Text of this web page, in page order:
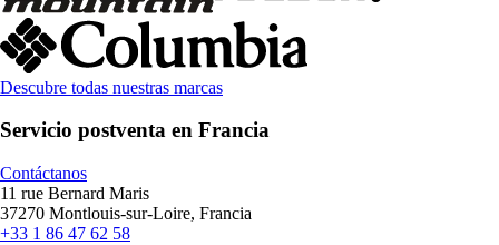
Descubre todas nuestras marcas
Servicio postventa en Francia
Contáctanos
11 rue Bernard Maris
37270 Montlouis-sur-Loire, Francia
+33 1 86 47 62 58